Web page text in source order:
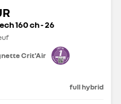
160 ch - 26
Crit'Air
full hybrid